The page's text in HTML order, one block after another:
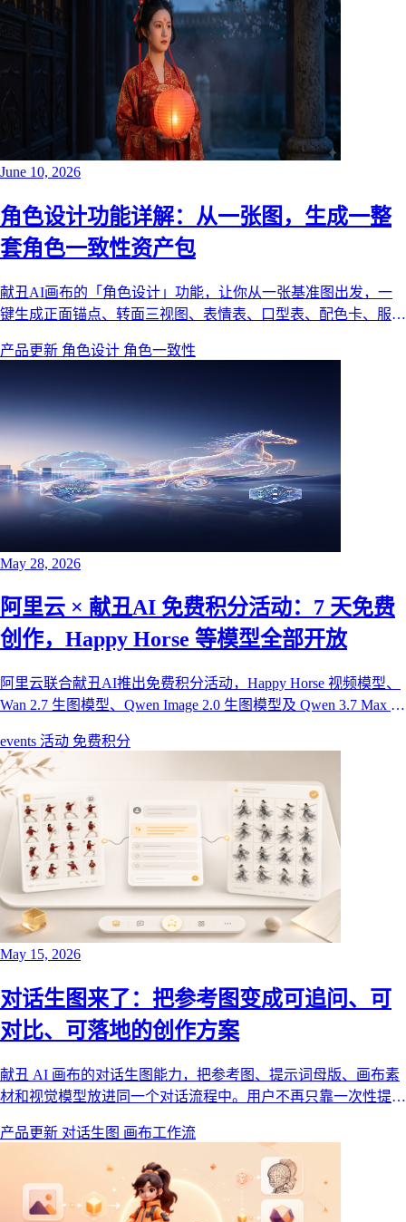
和「3D角度」有什么区别。
June 10, 2026
角色设计功能详解：从一张图，生成一整
套角色一致性资产包
献丑AI画布的「角色设计」功能，让你从一张基准图出发，一
键生成正面锚点、转面三视图、表情表、口型表、配色卡、服装
风汉服角色案例，拆解每一项资产的作用、依赖关系与使用方
产品更新 角色设计 角色一致性
May 28, 2026
阿里云 × 献丑AI 免费积分活动：7 天免费
创作，Happy Horse 等模型全部开放
阿里云联合献丑AI推出免费积分活动，Happy Horse 视频模型、
Wan 2.7 生图模型、Qwen Image 2.0 生图模型及 Qwen 3.7 Max 对
元起步积分额度，无需比赛、无需评审。
events 活动 免费积分
May 15, 2026
对话生图来了：把参考图变成可追问、可
对比、可落地的创作方案
献丑 AI 画布的对话生图能力，把参考图、提示词母版、画布素
材和视觉模型放进同一个对话流程中。用户不再只靠一次性提示
生图或图生图方案直接落到画布工作流。
产品更新 对话生图 画布工作流